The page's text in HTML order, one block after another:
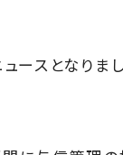
スとなりまし